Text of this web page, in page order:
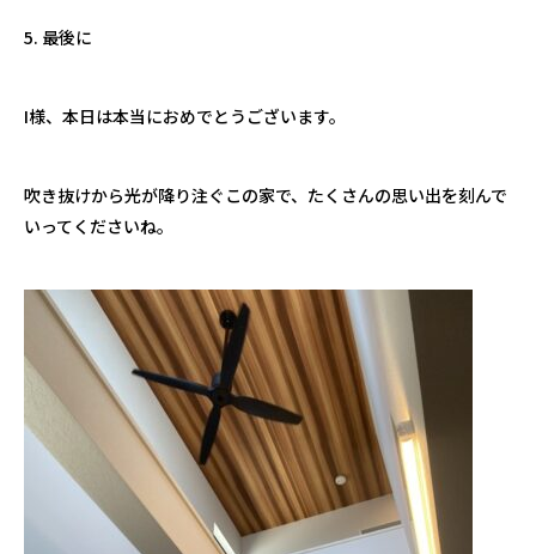
5. 最後に
I様、本日は本当におめでとうございます。
吹き抜けから光が降り注ぐこの家で、たくさんの思い出を刻んで
いってくださいね。